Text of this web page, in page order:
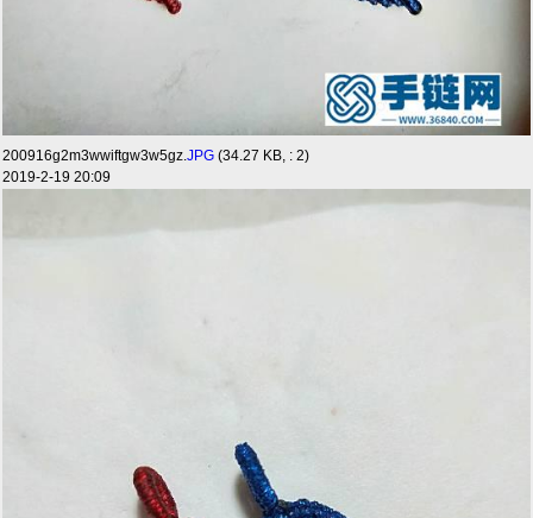
200916g2m3wwiftgw3w5gz.JPG (34.27 KB, : 2)
2019-2-19 20:09